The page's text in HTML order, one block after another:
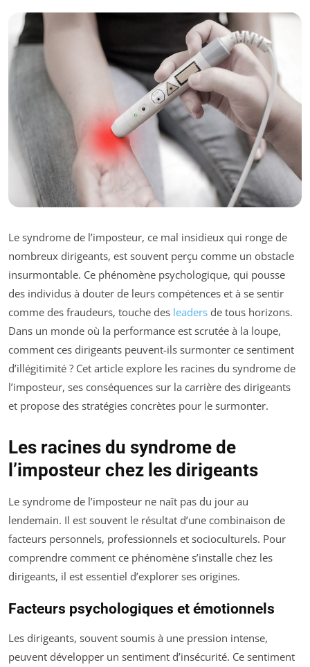
Le syndrome de l’imposteur, ce mal insidieux qui ronge de
nombreux dirigeants, est souvent perçu comme un obstacle
insurmontable. Ce phénomène psychologique, qui pousse
des individus à douter de leurs compétences et à se sentir
comme des fraudeurs, touche des leaders de tous horizons.
Dans un monde où la performance est scrutée à la loupe,
comment ces dirigeants peuvent-ils surmonter ce sentiment
d’illégitimité ? Cet article explore les racines du syndrome de
l’imposteur, ses conséquences sur la carrière des dirigeants
et propose des stratégies concrètes pour le surmonter.
Les racines du syndrome de
l’imposteur chez les dirigeants
Le syndrome de l’imposteur ne naît pas du jour au
lendemain. Il est souvent le résultat d’une combinaison de
facteurs personnels, professionnels et socioculturels. Pour
comprendre comment ce phénomène s’installe chez les
dirigeants, il est essentiel d’explorer ses origines.
Facteurs psychologiques et émotionnels
Les dirigeants, souvent soumis à une pression intense,
peuvent développer un sentiment d’insécurité. Ce sentiment